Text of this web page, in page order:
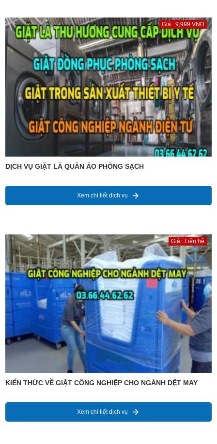
Giá : 9,999 VNĐ
DỊCH VỤ GIẶT LÀ QUẦN ÁO PHÒNG SẠCH
Xem chi tiết dịch vụ
Giá : Liên hệ
KIẾN THỨC VỀ GIẶT CÔNG NGHIỆP CHO NGÀNH DỆT MAY
Xem chi tiết dịch vụ